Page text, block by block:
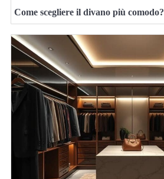
Come scegliere il divano più comodo?